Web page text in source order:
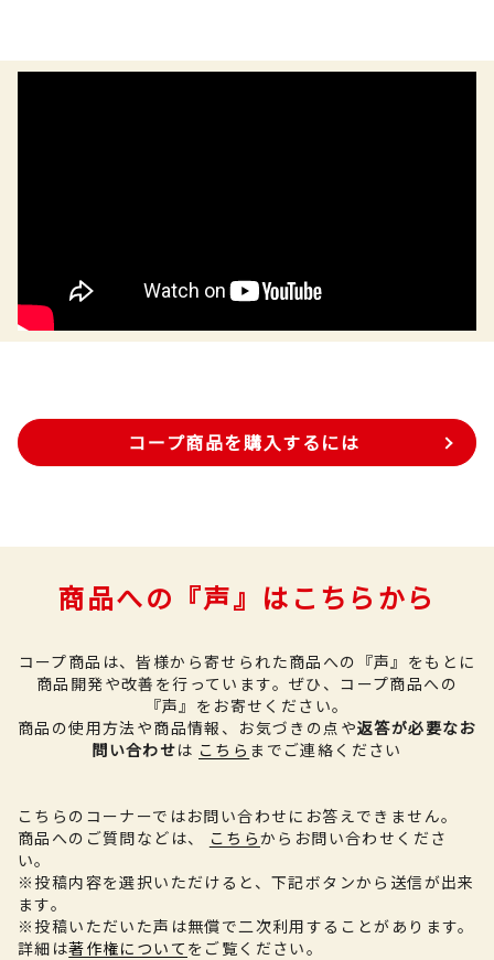
コープ商品を購入するには
商品への『声』はこちらから
コープ商品は、皆様から寄せられた商品への『声』をもとに
商品開発や改善を行っています。 ぜひ、コープ商品への
『声』をお寄せください。
商品の使用方法や商品情報、お気づきの点や返答が必要なお
問い合わせは こちら までご連絡ください
こちらのコーナーではお問い合わせにお答えできません。
商品へのご質問などは、
こちらからお問い合わせくださ
い。
※投稿内容を選択いただけると、下記ボタンから送信が出来
ます。
※投稿いただいた声は無償で二次利用することがあります。
詳細は著作権について をご覧ください。